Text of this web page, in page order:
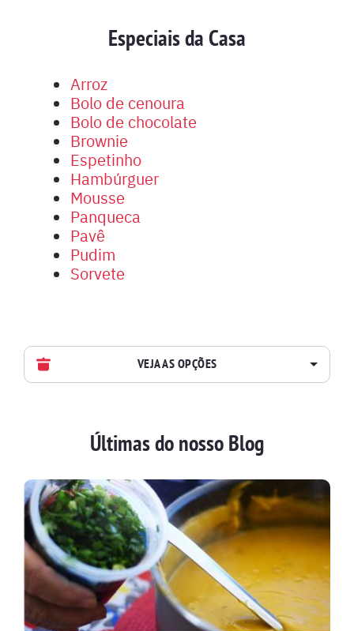
Especiais da Casa
Arroz
Bolo de cenoura
Bolo de chocolate
Brownie
Espetinho
Hambúrguer
Mousse
Panqueca
Pavê
Pudim
Sorvete
VEJA AS OPÇÕES
BATIDAS
BEBIDAS E DRINKS
BISCOITOS
BOLOS E TORTAS
Últimas do nosso Blog